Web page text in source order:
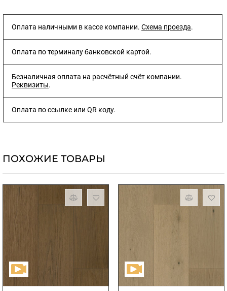
Оплата наличными в кассе компании. Схема проезда.
Оплата по терминалу банковской картой.
Безналичная оплата на расчётный счёт компании.
Реквизиты.
Оплата по ссылке или QR коду.
ПОХОЖИЕ ТОВАРЫ